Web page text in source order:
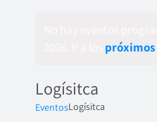
Logísitca
EventosLogísitca